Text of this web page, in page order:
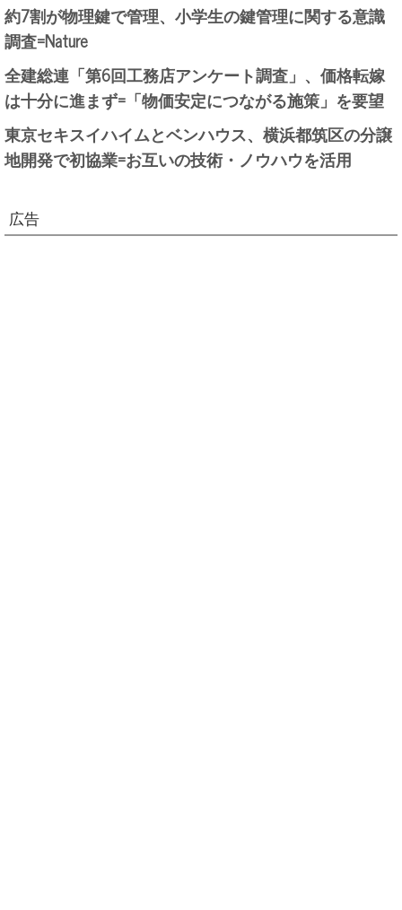
約7割が物理鍵で管理、小学生の鍵管理に関する意識
調査=Nature
全建総連「第6回工務店アンケート調査」、価格転嫁
は十分に進まず=「物価安定につながる施策」を要望
東京セキスイハイムとベンハウス、横浜都筑区の分譲
地開発で初協業=お互いの技術・ノウハウを活用
広告